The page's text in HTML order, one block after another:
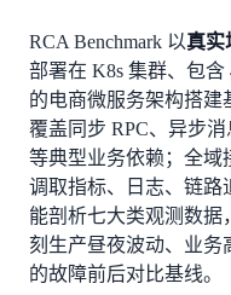
RCA Benchmark 以真实
部署在 K8s 集群、包
的电商微服务架构搭
覆盖同步 RPC、异步
等典型业务依赖；全域
调取指标、日志、链路
能剖析七大类观测数
刻生产昼夜波动、业务
的故障前后对比基线。